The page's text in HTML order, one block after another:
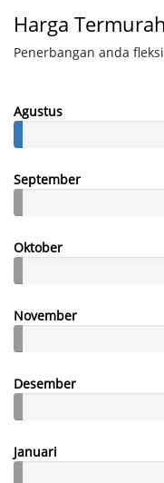
Harga
Penerbangan anda
Agustus
September
Oktober
November
Desember
Januari